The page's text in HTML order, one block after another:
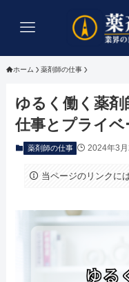
ホーム 薬剤師の仕事
ゆるく働く薬剤
仕事とプライ
薬剤師の仕事 2024年3月
当ページのリンクに